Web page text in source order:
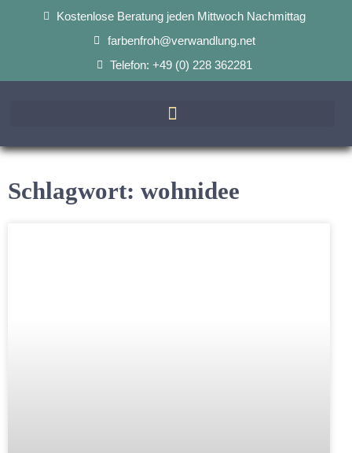
Kostenlose Beratung jeden Mittwoch Nachmittag
farbenfroh@verwandlung.net
Telefon: +49 (0) 228 362281
Schlagwort: wohnidee